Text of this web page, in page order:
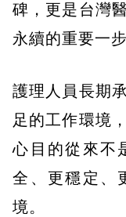
碑，更是台灣
永續的重要一步
護理人員長期
足的工作環境
心目的從來不
全、更穩定、
境。